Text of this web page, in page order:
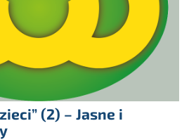
(2) – Jasne i